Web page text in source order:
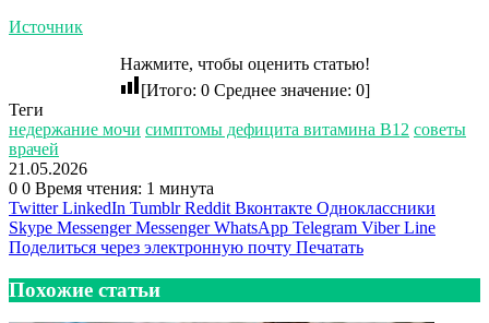
Источник
Нажмите, чтобы оценить статью!
[Итого: 0 Среднее значение: 0]
Теги
недержание мочи симптомы дефицита витамина В12 советы
врачей
21.05.2026
0 0 Время чтения: 1 минута
Twitter LinkedIn Tumblr Reddit Вконтакте Одноклассники
Skype Messenger Messenger WhatsApp Telegram Viber Line
Поделиться через электронную почту Печатать
Похожие статьи